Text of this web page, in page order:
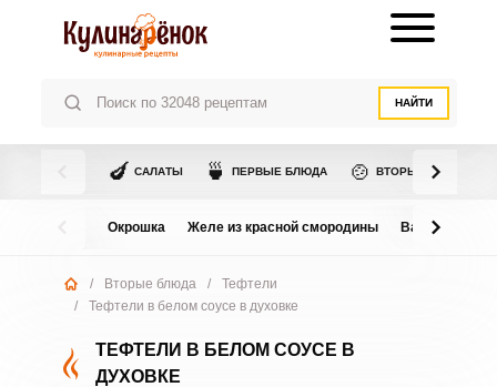
НАЙТИ
🍆 САЛАТЫ 🍵 ПЕРВЫЕ БЛЮДА 🍲 ВТОРЫЕ БЛЮДА
Окрошка Желе из красной смородины Варенье из
/ Вторые блюда /
Тефтели
/
Тефтели в белом соусе в духовке
ТЕФТЕЛИ В БЕЛОМ СОУСЕ В
ДУХОВКЕ